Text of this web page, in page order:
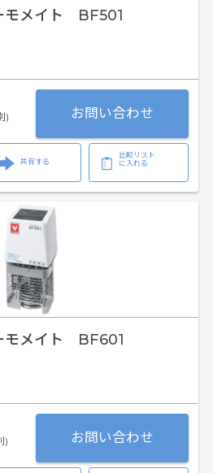
モメイト BF501
) お問い合わせ
共有する
比較リスト
に入れる
モメイト BF601
) お問い合わせ